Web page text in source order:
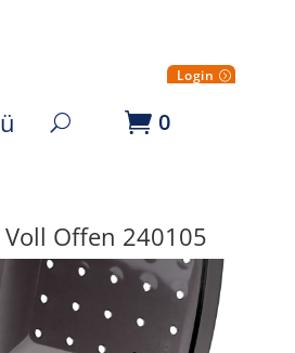
Login
0
Offen 240105